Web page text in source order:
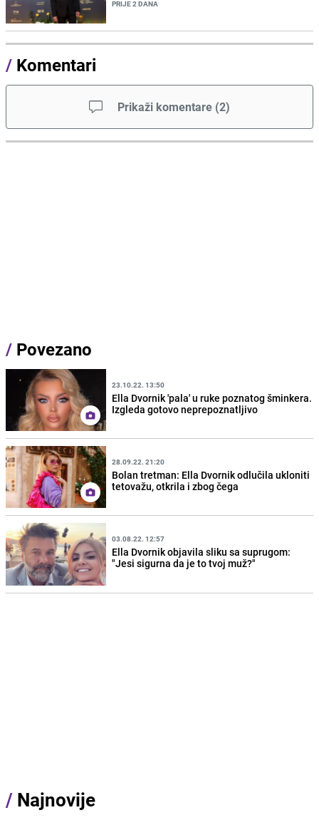
PRIJE 2 DANA
/ Komentari
Prikaži komentare (2)
/ Povezano
23.10.22. 13:50
Ella Dvornik 'pala' u ruke poznatog šminkera.
Izgleda gotovo neprepoznatljivo
28.09.22. 21:20
Bolan tretman: Ella Dvornik odlučila ukloniti
tetovažu, otkrila i zbog čega
03.08.22. 12:57
Ella Dvornik objavila sliku sa suprugom:
"Jesi sigurna da je to tvoj muž?"
/ Najnovije